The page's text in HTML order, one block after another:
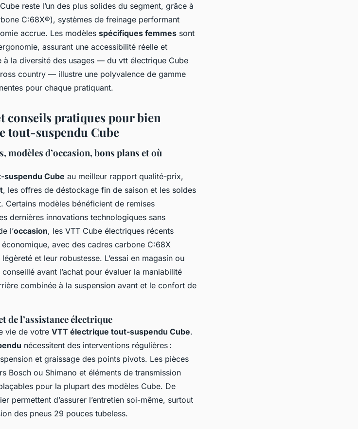
reste l’un des plus solides du segment, grâce à
C:68X®), systèmes de freinage performant
accrue. Les modèles spécifiques femmes sont
assurant une accessibilité réelle et
la diversité des usages — du vtt électrique Cube
country — illustre une polyvalence de gamme
pour chaque pratiquant.
conseils pratiques pour bien
tout-suspendu Cube
modèles d’occasion, bons plans et où
Cube au meilleur rapport qualité-prix,
, les offres de déstockage fin de saison et les soldes
modèles bénéficient de remises
dernières innovations technologiques sans
l’occasion, les VTT Cube électriques récents
avec des cadres carbone C:68X
et leur robustesse. L’essai en magasin ou
avant l’achat pour évaluer la maniabilité
combinée à la suspension avant et le confort de
de l’assistance électrique
vie de votre VTT électrique tout-suspendu Cube.
nécessitent des interventions régulières :
et graissage des points pivots. Les pièces
Bosch ou Shimano et éléments de transmission
pour la plupart des modèles Cube. De
permettent d’assurer l’entretien soi-même, surtout
des pneus 29 pouces tubeless.